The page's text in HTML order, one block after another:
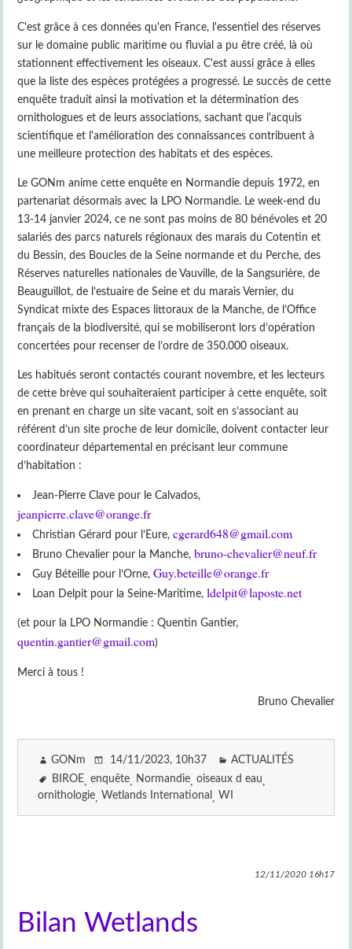
C'est grâce à ces données qu'en France, l'essentiel des réserves
sur le domaine public maritime ou fluvial a pu être créé, là où
stationnent effectivement les oiseaux. C'est aussi grâce à elles
que la liste des espèces protégées a progressé. Le succès de cette
enquête traduit ainsi la motivation et la détermination des
ornithologues et de leurs associations, sachant que l'acquis
scientifique et l'amélioration des connaissances contribuent à
une meilleure protection des habitats et des espèces.
Le GONm anime cette enquête en Normandie depuis 1972, en
partenariat désormais avec la LPO Normandie. Le week-end du
13-14 janvier 2024, ce ne sont pas moins de 80 bénévoles et 20
salariés des parcs naturels régionaux des marais du Cotentin et
du Bessin, des Boucles de la Seine normande et du Perche, des
Réserves naturelles nationales de Vauville, de la Sangsurière, de
Beauguillot, de l’estuaire de Seine et du marais Vernier, du
Syndicat mixte des Espaces littoraux de la Manche, de l’Office
français de la biodiversité, qui se mobiliseront lors d’opération
concertées pour recenser de l’ordre de 350.000 oiseaux.
Les habitués seront contactés courant novembre, et les lecteurs
de cette brève qui souhaiteraient participer à cette enquête, soit
en prenant en charge un site vacant, soit en s’associant au
référent d’un site proche de leur domicile, doivent contacter leur
coordinateur départemental en précisant leur commune
d’habitation :
Jean-Pierre Clave pour le Calvados,
jeanpierre.clave@orange.fr
Christian Gérard pour l’Eure,cgerard648@gmail.com
Bruno Chevalier pour la Manche,bruno-chevalier@neuf.fr
Guy Béteille pour l’Orne,Guy.beteille@orange.fr
Loan Delpit pour la Seine-Maritime, ldelpit@laposte.net
(et pour la LPO Normandie : Quentin Gantier,
quentin.gantier@gmail.com)
Merci à tous !
Bruno Chevalier
GONm 14/11/2023, 10h37
ACTUALITÉS
BIROE
enquête Normandie oiseaux d eau
ornithologie Wetlands International WI
12/11/202016h17
Bilan Wetlands